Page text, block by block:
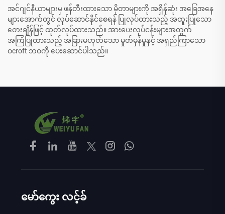
အင်ဂျင်နီယာများမှ ဖန်တီးထားသော မိုတာများကို အရှိန်ဆုံး အခြေအနေ
များအောက်တွင် လုပ်ဆောင်နိုင်စေရန် ပြုလုပ်ထားသည့် အထူးပြုသော
တေးချိန်ဖြင့် ထုတ်လုပ်ထားသည်။ အားပေးလုပ်ငန်းများအတွက်
အကြံပြုထားသည့် အခြားမဟုတ်သော မှုတ်မှန်မှုနှင့် အရှည်ကြာသော
ဝcroft ဘဝကို ပေးဆောင်ပါသည်။
မော်ကွေး လင့်ခ်